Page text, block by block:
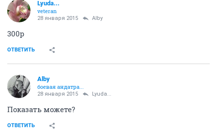
Lyuda...
veteran
28 января 2015 Alby
300р
ОТВЕТИТЬ
Alby
боевая андатра...
28 января 2015 Lyuda...
Показать можете?
ОТВЕТИТЬ